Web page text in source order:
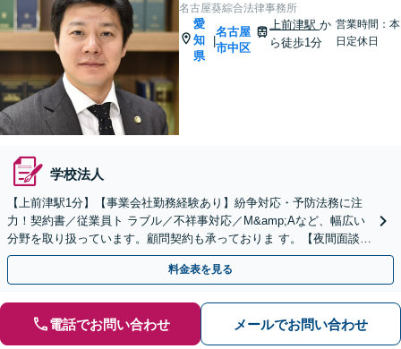
名古屋葵綜合法律事務所
愛
知
県
|
名古屋
市中区
上前津駅か
ら徒歩1分
営業時間：本
日定休日
学校法人
【上前津駅1分】【事業会社勤務経験あり】紛争対応・予防法務に注
力！契約書／従業員ト ラブル／不祥事対応／M&amp;Aなど、幅広い
分野を取り扱っています。顧問契約も承っておりま す。【夜間面談可
能】【オンライン相談可能】
料金表を見る
電話でお問い合わせ メールでお問い合わせ